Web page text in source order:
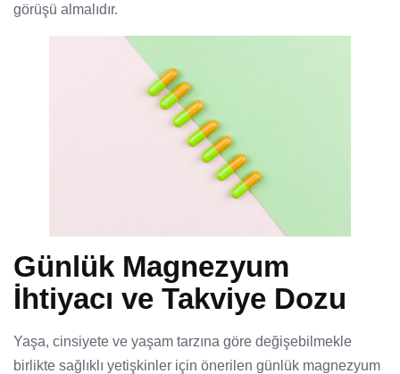
görüşü almalıdır.
Günlük Magnezyum
İhtiyacı ve Takviye Dozu
Yaşa, cinsiyete ve yaşam tarzına göre değişebilmekle
birlikte sağlıklı yetişkinler için önerilen günlük magnezyum